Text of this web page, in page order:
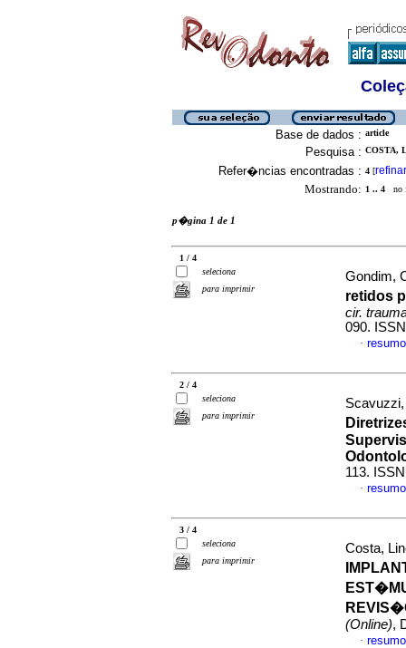
Base de dados : article
Pesquisa : COSTA,
Refer�ncias encontradas : 4 [refinar
Mostrando: 1 .. 4 no
p�gina 1 de 1
1 / 4
seleciona
para imprimir
Gondim,
retidos
cir.
090.
·
2 / 4
seleciona
para imprimir
113.
·
3 / 4
seleciona
para imprimir
Costa,
(Online),
·